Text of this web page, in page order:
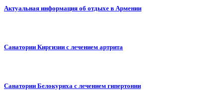
Актуальная информация об отдыхе в Армении
Санатории Киргизии с лечением артрита
Санатории Белокуриха с лечением гипертонии